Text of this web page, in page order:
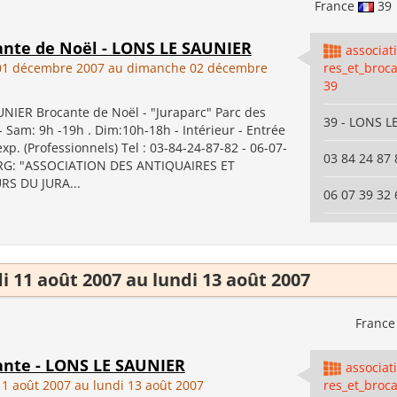
France 39
de Noël - LONS LE SAUNIER
décembre 2007 au dimanche 02 décembre
Brocante de Noël - "Juraparc" Parc des
Sam: 9h -19h . Dim:10h-18h - Intérieur - Entrée
(Professionnels) Tel : 03-84-24-87-82 - 06-07-
"ASSOCIATION DES ANTIQUAIRES ET
DU JURA...
39
39 - LONS
03 84 24 87
06 07 39 32
11 août 2007 au lundi 13 août 2007
- LONS LE SAUNIER
août 2007 au lundi 13 août 2007